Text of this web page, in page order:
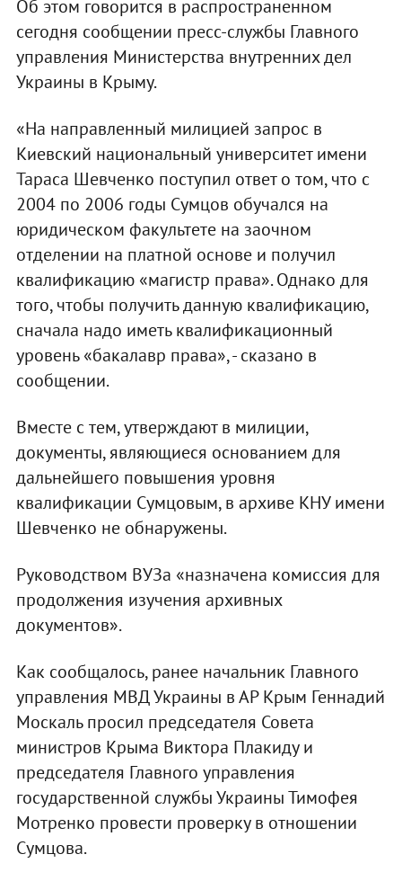
Об этом говорится в распространенном
сегодня сообщении пресс-службы Главного
управления Министерства внутренних дел
Украины в Крыму.
«На направленный милицией запрос в
Киевский национальный университет имени
Тараса Шевченко поступил ответ о том, что с
2004 по 2006 годы Сумцов обучался на
юридическом факультете на заочном
отделении на платной основе и получил
квалификацию «магистр права». Однако для
того, чтобы получить данную квалификацию,
сначала надо иметь квалификационный
уровень «бакалавр права», - сказано в
сообщении.
Вместе с тем, утверждают в милиции,
документы, являющиеся основанием для
дальнейшего повышения уровня
квалификации Сумцовым, в архиве КНУ имени
Шевченко не обнаружены.
Руководством ВУЗа «назначена комиссия для
продолжения изучения архивных
документов».
Как сообщалось, ранее начальник Главного
управления МВД Украины в АР Крым Геннадий
Москаль просил председателя Совета
министров Крыма Виктора Плакиду и
председателя Главного управления
государственной службы Украины Тимофея
Мотренко провести проверку в отношении
Сумцова.